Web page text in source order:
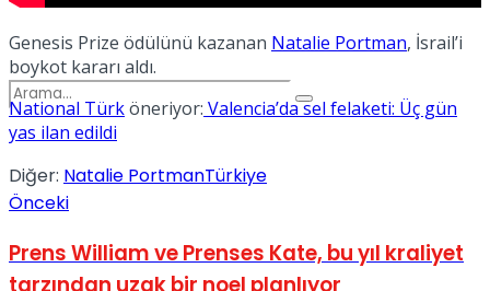
No Result
Genesis Prize ödülünü kazanan Natalie Portman, İsrail’i
boykot kararı aldı.
National Türköneriyor: Valencia’da sel felaketi: Üç gün
yas ilan edildi
Diğer: Natalie PortmanTürkiye
Önceki
Prens William ve Prenses Kate, bu yıl kraliyet
tarzından uzak bir noel planlıyor